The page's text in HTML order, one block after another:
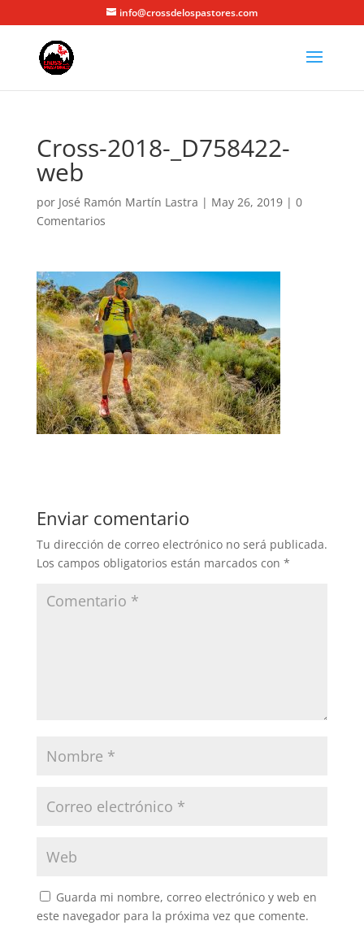
info@crossdelospastores.com
Cross-2018-_D758422-
web
por José Ramón Martín Lastra | May 26, 2019| 0
Comentarios
Enviar comentario
Tu dirección de correo electrónico no será publicada.
Los campos obligatorios están marcados con *
Guarda mi nombre, correo electrónico y web en
este navegador para la próxima vez que comente.